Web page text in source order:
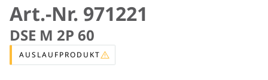
Art.-Nr. 971221
DSE M 2P 60
AUSLAUFPRODUKT